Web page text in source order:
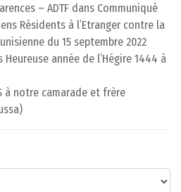
– ADTF dans Communiqué
Résidents à l’Etranger contre la
du 15 septembre 2022
Heureuse année de l’Hégire 1444 à
à notre camarade et frère